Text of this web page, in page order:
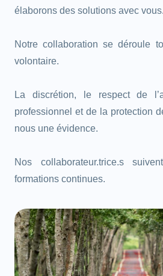
élaborons des solutions avec vous.
Notre collaboration se déroule
volontaire.
La discrétion, le respect de
professionnel et de la protection
nous une évidence.
Nos collaborateur.trice.s
formations continues.